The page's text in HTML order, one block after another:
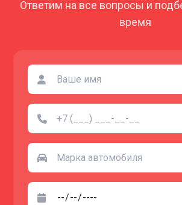
Ответим на все вопросы и
время